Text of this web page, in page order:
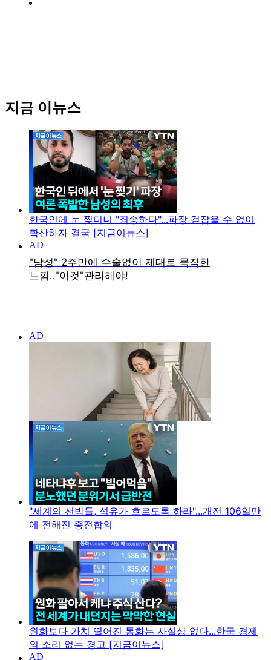
지금 이뉴스
한국인에 눈 찢더니 "죄송하다"...파장 걷잡을 수 없이
확산하자 결국 [지금이뉴스]
"세계의 선박들, 석유가 흐르도록 하라"...개전 106일만
에 전해진 종전합의
원화보다 가치 떨어진 통화는 사실상 없다...한국 경제
의 소리 없는 경고 [지금이뉴스]